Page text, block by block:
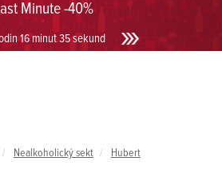
Minute -40%
16 minut 35 sekund
Nealkoholický sekt
Hubert